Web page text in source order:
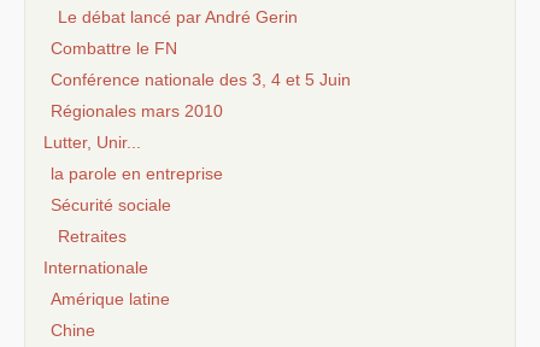
Le débat lancé par André Gerin
Combattre le FN
Conférence nationale des 3, 4 et 5 Juin
Régionales mars 2010
Lutter, Unir...
la parole en entreprise
Sécurité sociale
Retraites
Internationale
Amérique latine
Chine